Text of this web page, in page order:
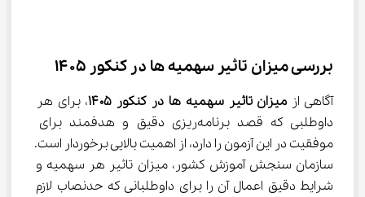
بررسی میزان تاثیر سهمیه ها در کنکور ۱۴۰۵
آگاهی از میزان تاثیر سهمیه ها در کنکور ۱۴۰۵
، برای هر
داوطلبی که قصد برنامه‌ریزی دقیق و هدفمند برای
موفقیت در این آزمون را دارد، از اهمیت بالایی برخوردار است.
سازمان سنجش آموزش کشور، میزان تاثیر هر سهمیه و
شرایط دقیق اعمال آن را برای داوطلبانی که حدنصاب لازم